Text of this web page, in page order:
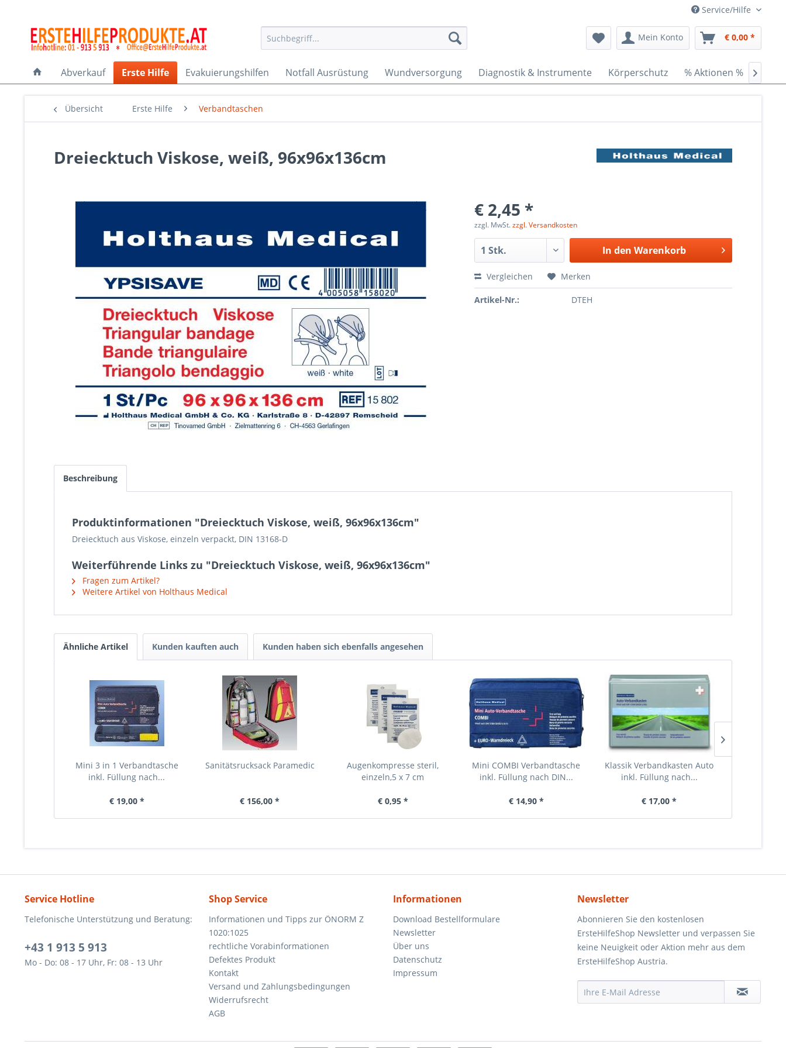
Service/Hilfe
Mein Konto € 0,00 *
Abverkauf Erste Hilfe Evakuierungshilfen Notfall Ausrüstung Wundversorgung Diagnostik & Instrumente Körperschutz % Aktionen % 
Übersicht Erste Hilfe Verbandtaschen
Dreiecktuch Viskose, weiß, 96x96x136cm
€ 2,45 *
zzgl. MwSt.zzgl. Versandkosten
In den Warenkorb
Vergleichen Merken
Artikel-Nr.: DTEH
Beschreibung
Produktinformationen "Dreiecktuch Viskose, weiß, 96x96x136cm"
Dreiecktuch aus Viskose, einzeln verpackt, DIN 13168-D
Weiterführende Links zu "Dreiecktuch Viskose, weiß, 96x96x136cm"
Fragen zum Artikel?
Weitere Artikel von Holthaus Medical
Ähnliche Artikel Kunden kauften auch Kunden haben sich ebenfalls angesehen
Mini 3 in 1 Verbandtasche
inkl. Füllung nach...
€ 19,00 *
Sanitätsrucksack Paramedic
€ 156,00 *
Augenkompresse steril,
einzeln,5 x 7 cm
€ 0,95 *
Mini COMBI Verbandtasche
inkl. Füllung nach DIN...
€ 14,90 *
Klassik Verbandkasten Auto
inkl. Füllung nach...
€ 17,00 *
Service Hotline
Telefonische Unterstützung und Beratung:
+43 1 913 5 913
Mo - Do: 08 - 17 Uhr, Fr: 08 - 13 Uhr
Shop Service
Informationen und Tipps zur ÖNORM Z
1020:1025
rechtliche Vorabinformationen
Defektes Produkt
Kontakt
Versand und Zahlungsbedingungen
Widerrufsrecht
AGB
Informationen
Download Bestellformulare
Newsletter
Über uns
Datenschutz
Impressum
Newsletter
Abonnieren Sie den kostenlosen
ErsteHilfeShop Newsletter und verpassen Sie
keine Neuigkeit oder Aktion mehr aus dem
ErsteHilfeShop Austria.